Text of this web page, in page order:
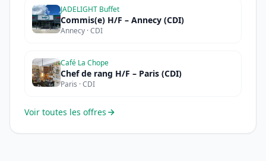
JADELIGHT Buffet
Commis(e) H/F – Annecy (CDI)
Annecy · CDI
Café La Chope
Chef de rang H/F – Paris (CDI)
Paris · CDI
Voir toutes les offres